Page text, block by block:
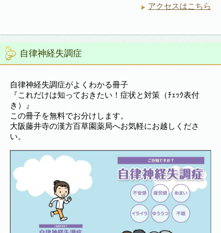
アクセスはこちら
自律神経失調症
自律神経失調症がよくわかる冊子
『これだけは知っておきたい！症状と対策（ﾁｪｯｸ表付
き）』
この冊子を無料でお分けします。
大阪藤井寺の漢方百草園薬局へお気軽にお越しくださ
い。